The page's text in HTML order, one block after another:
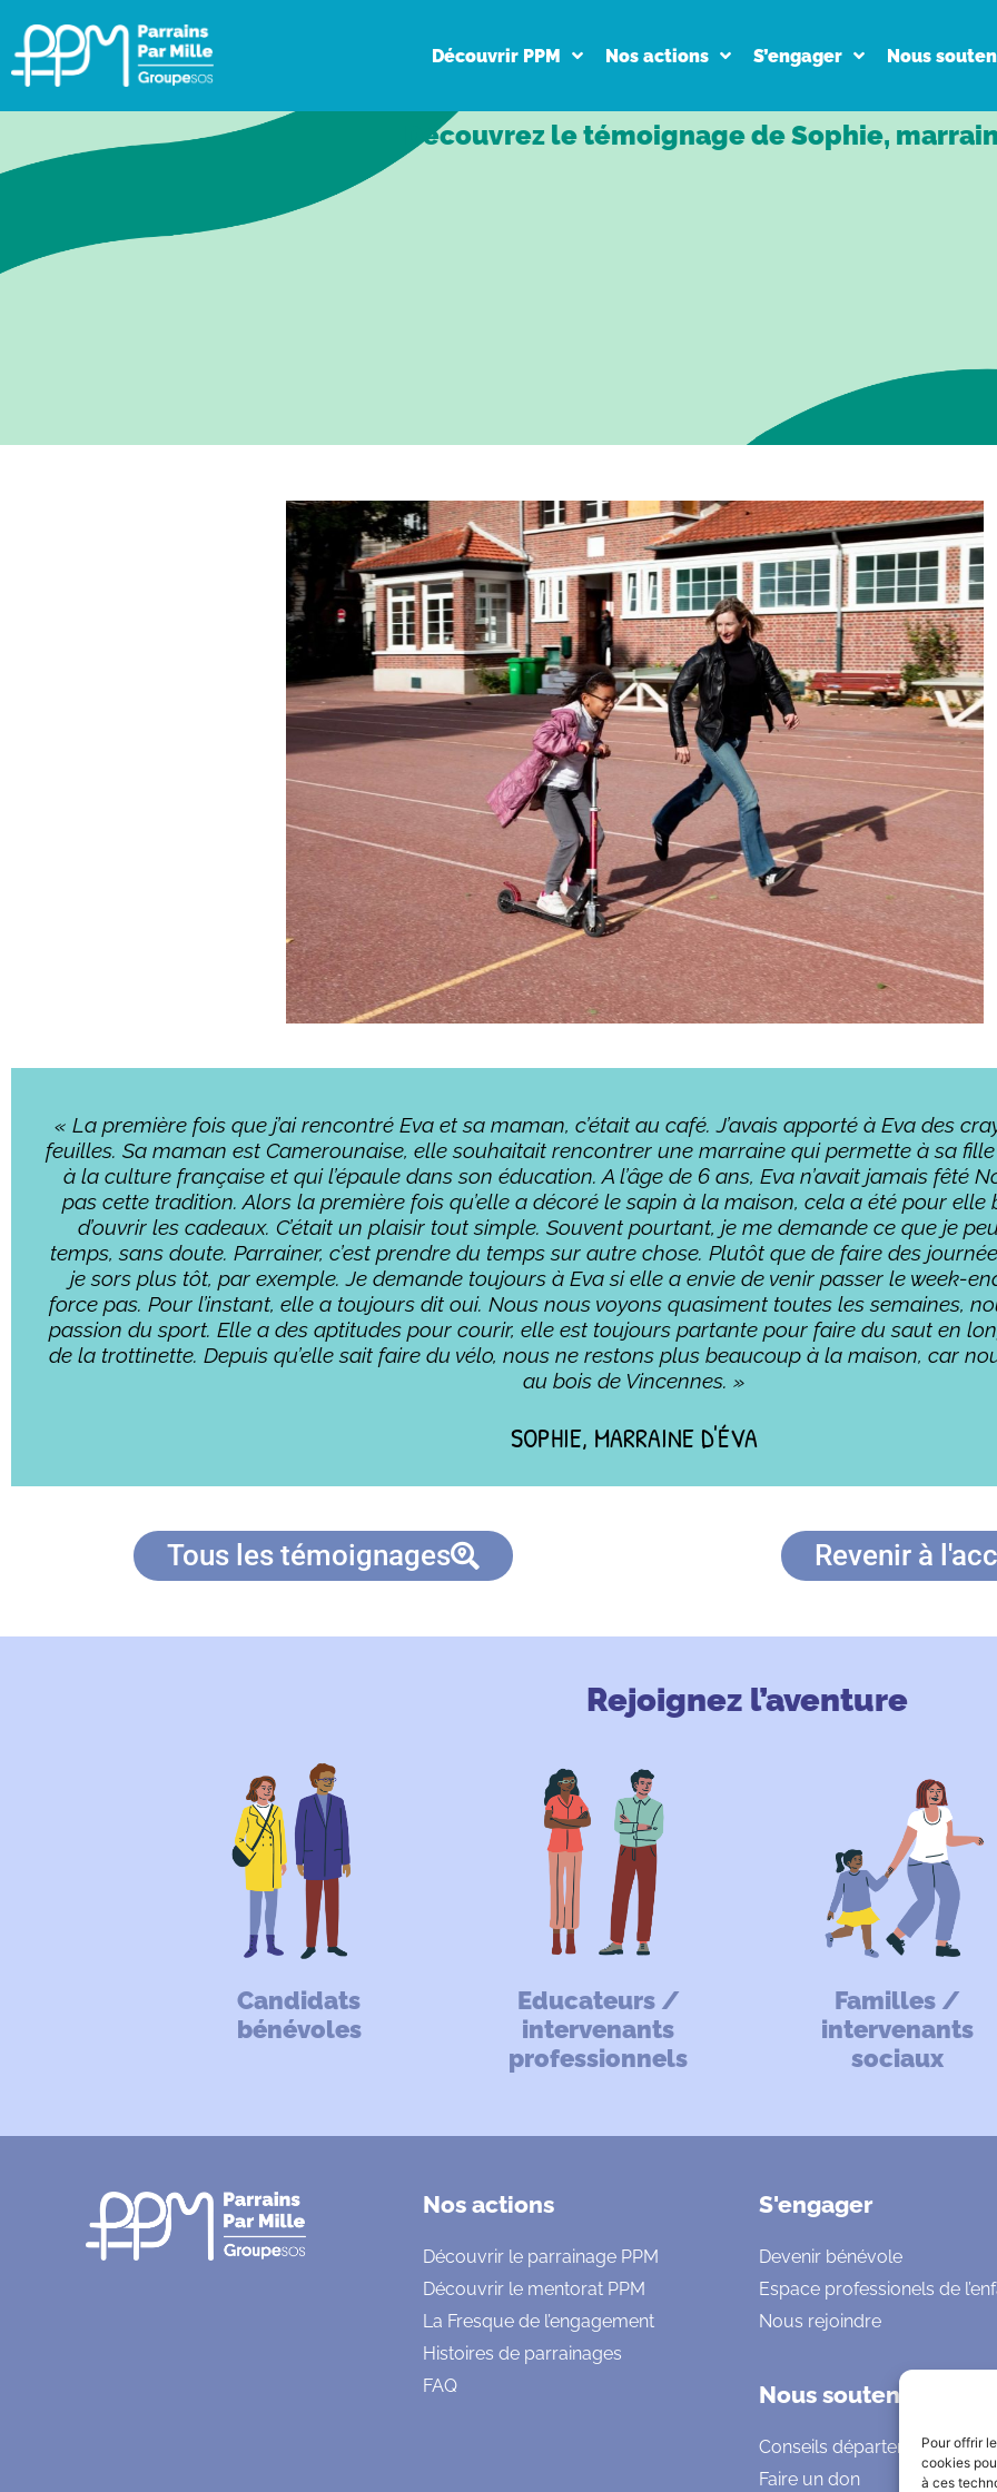
Pour offrir
cookies
à ces
Découvrir PPM Nos actions S’engager Nous
Découvrez le témoignage de Sophie,
« La première fois que j’ai rencontré Eva et sa maman, c’était au café. J’avais apporté à Eva des
feuilles. Sa maman est Camerounaise, elle souhaitait rencontrer une marraine qui permette à sa
à la culture française et qui l’épaule dans son éducation. A l’âge de 6 ans, Eva n’avait jamais fêté
pas cette tradition. Alors la première fois qu’elle a décoré le sapin à la maison, cela a été pour elle
d’ouvrir les cadeaux. C’était un plaisir tout simple. Souvent pourtant, je me demande ce que je
temps, sans doute. Parrainer, c’est prendre du temps sur autre chose. Plutôt que de faire des
je sors plus tôt, par exemple. Je demande toujours à Eva si elle a envie de venir passer le week-
force pas. Pour l’instant, elle a toujours dit oui. Nous nous voyons quasiment toutes les semaines,
passion du sport. Elle a des aptitudes pour courir, elle est toujours partante pour faire du saut en
de la trottinette. Depuis qu’elle sait faire du vélo, nous ne restons plus beaucoup à la maison, car
au bois de Vincennes. »
SOPHIE, MARRAINE D'ÉVA
Tous les témoignages Revenir à
Rejoignez l’aventure
Candidats
bénévoles
Educateurs /
intervenants
professionnels
Familles /
intervenants
sociaux
Nos actions
Découvrir le parrainage PPM
Découvrir le mentorat PPM
La Fresque de l’engagement
Histoires de parrainages
FAQ
S'engager
Devenir bénévole
Espace professionels de
Nous rejoindre
Nous soutenir
Conseils départementaux
Faire un don